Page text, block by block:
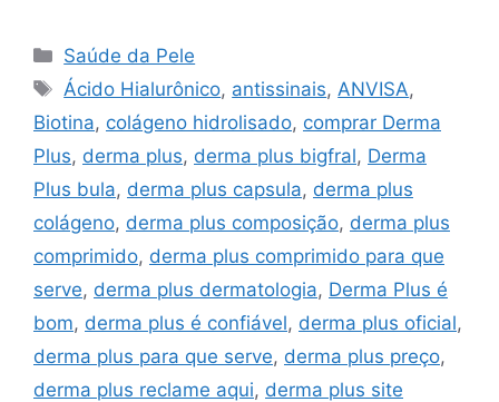
Categorias
Saúde da Pele
Tags
Ácido Hialurônico, antissinais, ANVISA,
Biotina, colágeno hidrolisado, comprar Derma
Plus, derma plus, derma plus bigfral, Derma
Plus bula, derma plus capsula, derma plus
colágeno, derma plus composição, derma plus
comprimido, derma plus comprimido para que
serve, derma plus dermatologia, Derma Plus é
bom, derma plus é confiável, derma plus oficial,
derma plus para que serve, derma plus preço,
derma plus reclame aqui, derma plus site